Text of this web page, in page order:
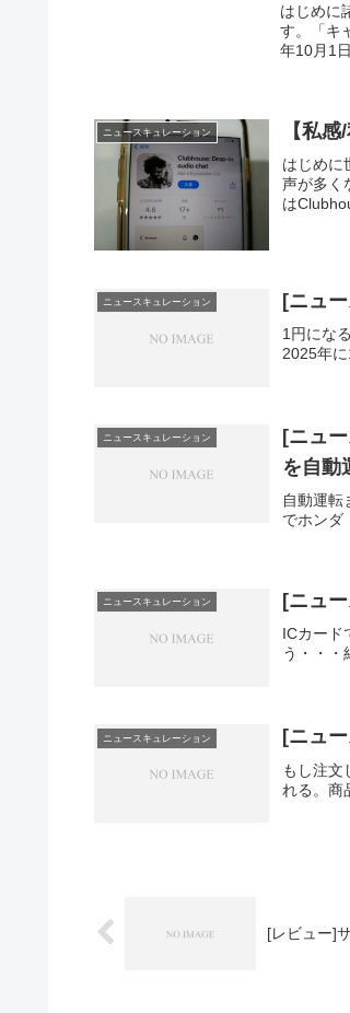
はじめに
す。「キ
年10月1
ニュースキュレーション 【私
はじめに
声が多く
は
ニュースキュレーション [ニュ
1円にな
2025年
ニュースキュレーション
[ニュ
を自動
自動運転
でホンダ
ニュースキュレーション [ニュ
ICカード
う・・
ニュースキュレーション [ニュ
もし注文
れる。商
[レビュー]